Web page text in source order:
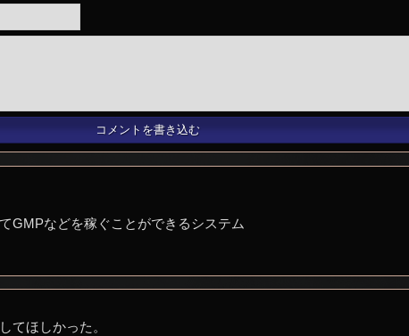
GMPなどを稼ぐことができるシステム
てほしかった。